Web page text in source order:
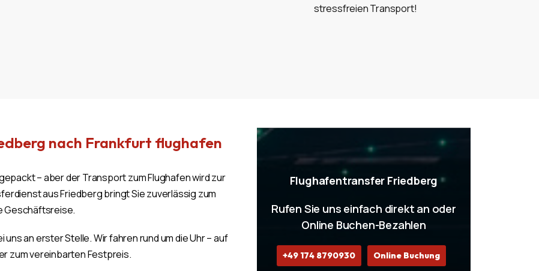
stressfreien Transport!
nach Frankfurt flughafen
– aber der Transport zum Flughafen wird zur
aus Friedberg bringt Sie zuverlässig zum
Geschäftsreise.
an erster Stelle. Wir fahren rund um die Uhr – auf
zum vereinbarten Festpreis.
Flughafentransfer Friedberg
Rufen Sie uns einfach direkt an oder
Online Buchen-Bezahlen
+49 174 8790930 Online Buchung